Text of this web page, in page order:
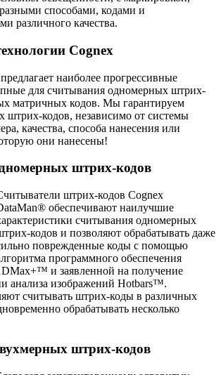
способами, кодами и
различного качества.
Cognex
наиболее прогрессивные
для считывания одномерных штрих-
матричных кодов. Мы гарантируем
штрих-кодов, независимо от системы
качества, способа нанесения или
они нанесены!
штрих-кодов
штрих-кодов Cognex
обеспечивают наилучшие
считывания одномерных
кодов и позволяют обрабатывать даже
поврежденные коды с помощью
программного обеспечения
и заявленной на получение
анализа изображений Hotbars™.
считывать штрих-коды в различных
обрабатывать несколько
штрих-кодов